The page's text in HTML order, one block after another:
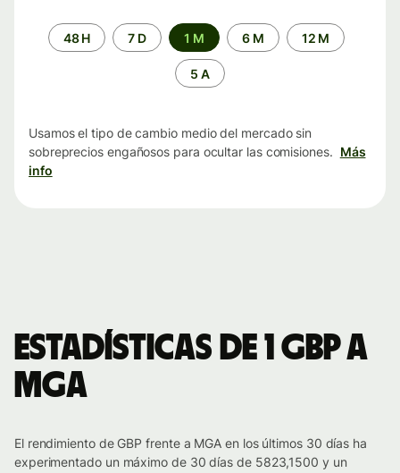
Periodo48 H 7 D 1 M 6 M 12 M
5 A
Usamos el tipo de cambio medio del mercado sin
sobreprecios engañosos para ocultar las comisiones. Más
info
Estadísticas de 1 GBP a
MGA
El rendimiento de GBP frente a MGA en los últimos 30 días ha
experimentado un máximo de 30 días de 5823,1500 y un